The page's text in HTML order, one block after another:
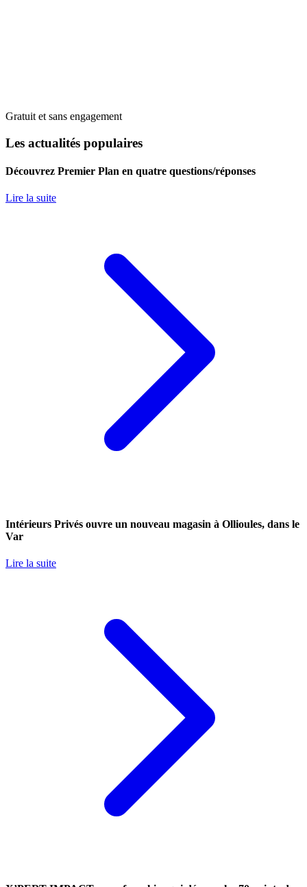
Gratuit et sans engagement
Les actualités populaires
Découvrez Premier Plan en quatre questions/réponses
Lire la suite
Intérieurs Privés ouvre un nouveau magasin à Ollioules, dans le
Var
Lire la suite